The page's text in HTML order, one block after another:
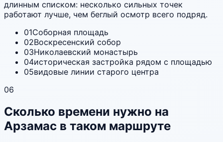
длинным списком: несколько сильных точек
работают лучше, чем беглый осмотр всего подряд.
01Соборная площадь
02Воскресенский собор
03Николаевский монастырь
04историческая застройка рядом с площадью
05видовые линии старого центра
06
Сколько времени нужно на
Арзамас в таком маршруте